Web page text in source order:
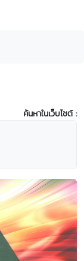
ค้นหาในเว็บไซต์ :